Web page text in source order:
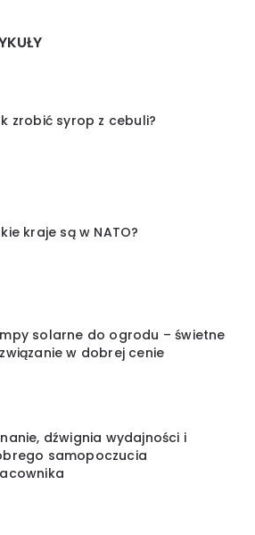
zrobić syrop z cebuli?
kraje są w NATO?
solarne do ogrodu – świetne
w dobrej cenie
dźwignia wydajności i
samopoczucia